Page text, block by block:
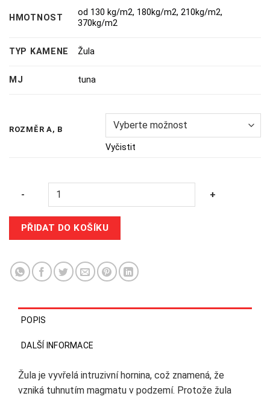
HMOTNOST
od 130 kg/m2, 180kg/m2, 210kg/m2,
370kg/m2
TYP KAMENE Žula
MJ tuna
ROZMĚR A, B
Vyčistit
- +
PŘIDAT DO KOŠÍKU
POPIS
DALŠÍ INFORMACE
Žula je vyvřelá intruzivní hornina, což znamená, že
vzniká tuhnutím magmatu v podzemí. Protože žula